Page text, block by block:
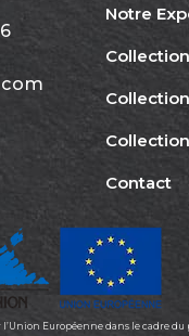
Notre
Collection
Contact
l’Union Européenne dans le cadre du